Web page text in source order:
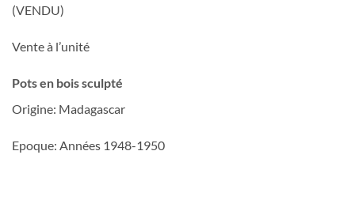
(VENDU)
Vente à l’unité
Pots en bois sculpté
Origine: Madagascar
Epoque: Années 1948-1950